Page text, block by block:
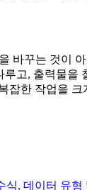
바꾸는 것이
고, 출력물
잡한 작업을
식, 데이터 유